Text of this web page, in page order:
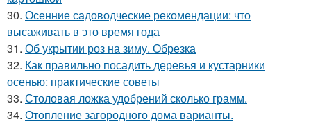
30. Осенние садоводческие рекомендации: что
высаживать в это время года
31. Об укрытии роз на зиму. Обрезка
32. Как правильно посадить деревья и кустарники
осенью: практические советы
33. Столовая ложка удобрений сколько грамм.
34. Отопление загородного дома варианты.